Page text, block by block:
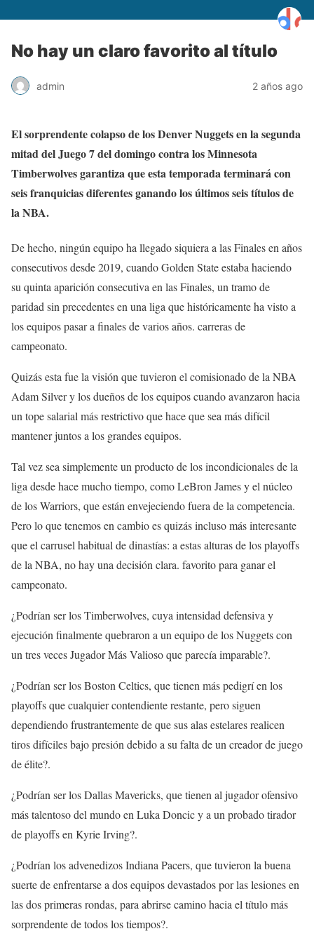
No hay un claro favorito al título
admin 2 años ago
El sorprendente colapso de los Denver Nuggets en la segunda
mitad del Juego 7 del domingo contra los Minnesota
Timberwolves garantiza que esta temporada terminará con
seis franquicias diferentes ganando los últimos seis títulos de
la NBA.
De hecho, ningún equipo ha llegado siquiera a las Finales en años
consecutivos desde 2019, cuando Golden State estaba haciendo
su quinta aparición consecutiva en las Finales, un tramo de
paridad sin precedentes en una liga que históricamente ha visto a
los equipos pasar a finales de varios años. carreras de
campeonato.
Quizás esta fue la visión que tuvieron el comisionado de la NBA
Adam Silver y los dueños de los equipos cuando avanzaron hacia
un tope salarial más restrictivo que hace que sea más difícil
mantener juntos a los grandes equipos.
Tal vez sea simplemente un producto de los incondicionales de la
liga desde hace mucho tiempo, como LeBron James y el núcleo
de los Warriors, que están envejeciendo fuera de la competencia.
Pero lo que tenemos en cambio es quizás incluso más interesante
que el carrusel habitual de dinastías: a estas alturas de los playoffs
de la NBA, no hay una decisión clara. favorito para ganar el
campeonato.
¿Podrían ser los Timberwolves, cuya intensidad defensiva y
ejecución finalmente quebraron a un equipo de los Nuggets con
un tres veces Jugador Más Valioso que parecía imparable?.
¿Podrían ser los Boston Celtics, que tienen más pedigrí en los
playoffs que cualquier contendiente restante, pero siguen
dependiendo frustrantemente de que sus alas estelares realicen
tiros difíciles bajo presión debido a su falta de un creador de juego
de élite?.
¿Podrían ser los Dallas Mavericks, que tienen al jugador ofensivo
más talentoso del mundo en Luka Doncic y a un probado tirador
de playoffs en Kyrie Irving?.
¿Podrían los advenedizos Indiana Pacers, que tuvieron la buena
suerte de enfrentarse a dos equipos devastados por las lesiones en
las dos primeras rondas, para abrirse camino hacia el título más
sorprendente de todos los tiempos?.